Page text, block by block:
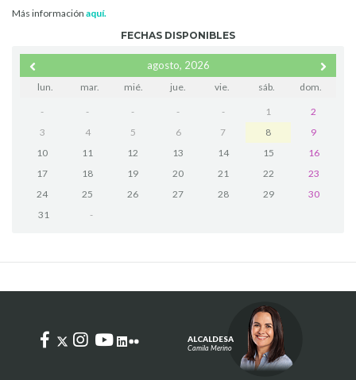
Más información aquí.
FECHAS DISPONIBLES
agosto, 2026
lun. mar. mié. jue. vie. sáb. dom.
- - - - - 1
2
3
4 5 6 7 8
9
10
11 12 13 14 15
16
17
18 19 20 21 22
23
24
25 26 27 28 29
30
31
-
ALCALDESA
Camila Merino